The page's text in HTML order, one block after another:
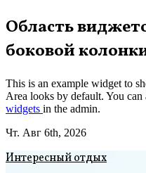
Перейти
к
содержимому
Область
боковой
This is an example widget to
Area looks by default. You
widgets in the admin.
Чт. Авг 6th, 2026
Интересный отдых